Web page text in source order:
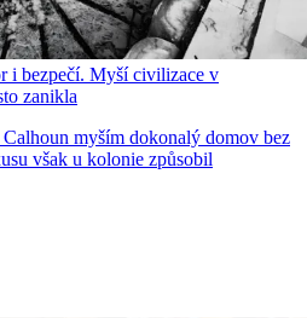
i bezpečí. Myší civilizace v
zanikla
myším dokonalý domov bez
však u kolonie způsobil